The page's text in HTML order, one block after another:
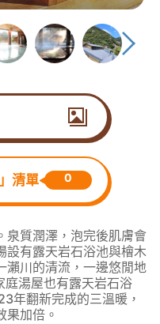
清單 0
泉質潤澤，泡完後肌膚會
設有露天岩石浴池與檜木
瀨川的清流，一邊悠閒地
湯屋也有露天岩石浴
年翻新完成的三溫暖，
果加倍。